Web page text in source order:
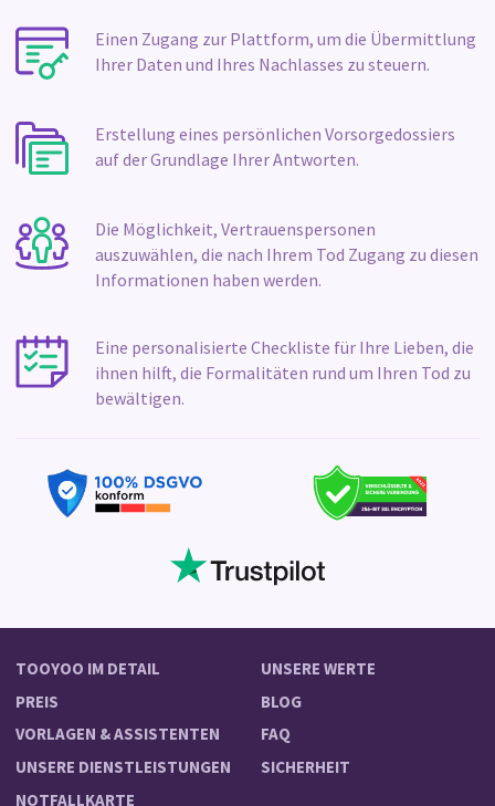
Einen Zugang zur Plattform, um die Übermittlung
Ihrer Daten und Ihres Nachlasses zu steuern.
Erstellung eines persönlichen Vorsorgedossiers
auf der Grundlage Ihrer Antworten.
Die Möglichkeit, Vertrauenspersonen
auszuwählen, die nach Ihrem Tod Zugang zu diesen
Informationen haben werden.
Eine personalisierte Checkliste für Ihre Lieben, die
ihnen hilft, die Formalitäten rund um Ihren Tod zu
bewältigen.
TOOYOO IM DETAIL
PREIS
VORLAGEN & ASSISTENTEN
UNSERE DIENSTLEISTUNGEN
NOTFALLKARTE
UNSERE WERTE
BLOG
FAQ
SICHERHEIT